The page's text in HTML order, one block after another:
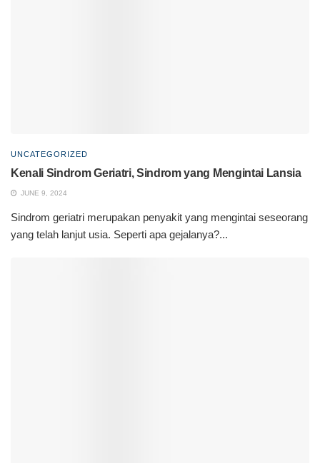
UNCATEGORIZED
Kenali Sindrom Geriatri, Sindrom yang Mengintai Lansia
JUNE 9, 2024
Sindrom geriatri merupakan penyakit yang mengintai seseorang
yang telah lanjut usia. Seperti apa gejalanya?...